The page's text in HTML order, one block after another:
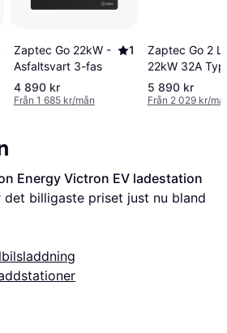
Zaptec Go 22kW -
Asfaltsvart 3-fas
1
4 890 kr
Från 1 685 kr/mån
Zaptec Go 2
22kW 32A
Asphalt Svart
5 890 kr
Från 2 029 kr/
Energy Victron EV ladestation